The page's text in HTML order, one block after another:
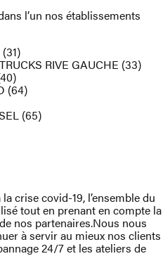
l’un nos établissements
RIVE GAUCHE (33)
(64)
(65)
crise covid-19, l’ensemble du
tout en prenant en compte la
nos partenaires.Nous nous
à servir au mieux nos clients
24/7 et les ateliers de